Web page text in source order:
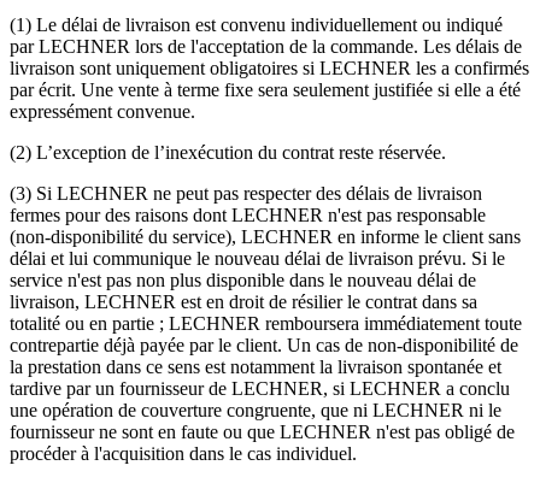
(1) Le délai de livraison est convenu individuellement ou indiqué
par LECHNER lors de l'acceptation de la commande. Les délais de
livraison sont uniquement obligatoires si LECHNER les a confirmés
par écrit. Une vente à terme fixe sera seulement justifiée si elle a été
expressément convenue.
(2) L’exception de l’inexécution du contrat reste réservée.
(3) Si LECHNER ne peut pas respecter des délais de livraison
fermes pour des raisons dont LECHNER n'est pas responsable
(non-disponibilité du service), LECHNER en informe le client sans
délai et lui communique le nouveau délai de livraison prévu. Si le
service n'est pas non plus disponible dans le nouveau délai de
livraison, LECHNER est en droit de résilier le contrat dans sa
totalité ou en partie ; LECHNER remboursera immédiatement toute
contrepartie déjà payée par le client. Un cas de non-disponibilité de
la prestation dans ce sens est notamment la livraison spontanée et
tardive par un fournisseur de LECHNER, si LECHNER a conclu
une opération de couverture congruente, que ni LECHNER ni le
fournisseur ne sont en faute ou que LECHNER n'est pas obligé de
procéder à l'acquisition dans le cas individuel.